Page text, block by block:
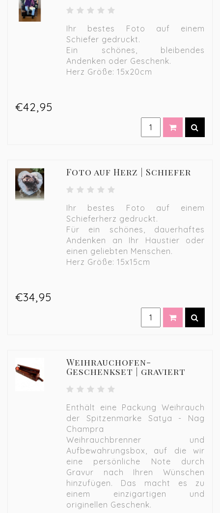
Ihr bestes Foto auf einem
Schiefer gedruckt.
Ein schönes, bleibendes
Andenken oder Geschenk.
Herz Größe: 15x20cm
€42,95
Foto auf Herz | Schiefer
Ihr bestes Foto auf einem
Schieferherz gedruckt.
Für ein schönes, dauerhaftes
Andenken an Ihr Haustier oder
einen geliebten Menschen.
Herz Größe: 15x15cm
€34,95
Weihrauchofen-
Geschenkset | graviert
Enthält eine Packung Weihrauch
der Spitzenmarke Satya - Nag
Champra
Weihrauchbrenner und
Aufbewahrungsbox, auf die wir
eine persönliche Note durch
Gravur nach Ihren Wünschen
hinzufügen. Das macht es zu
einem einzigartigen und
originellen Geschenk.